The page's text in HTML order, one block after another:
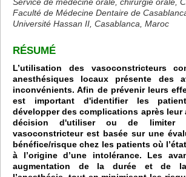
Faculté de Médecine Dentaire de
Université Hassan II, Casablanca, Maroc
RÉSUMÉ
L’utilisation des vasoconstricteurs
anesthésiques locaux présente des
inconvénients. Afin de prévenir leurs
est important d'identifier les
développer des complications après leur
décision d'utiliser ou de limiter
vasoconstricteur est basée sur une
bénéfice/risque chez les patients où
à l’origine d’une intolérance. Les
augmentation de la durée et de